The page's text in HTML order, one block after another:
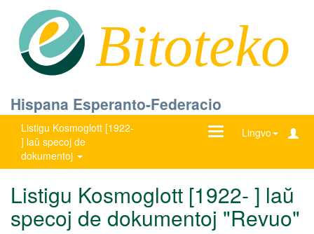
Bitoteko
Hispana Esperanto-Federacio
Listigu Kosmoglott [1922-
] laŭ specoj de
dokumentoj
Lingvo
Ŝanĝu
Listigu Kosmoglott [1922- ] laŭ
specoj de dokumentoj "Revuo"